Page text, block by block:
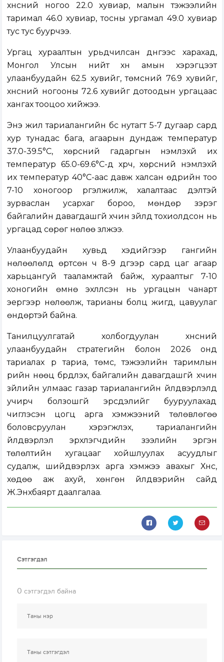
хүнсний ногоо 22.0 хувиар, малын тэжээлийн
таримал 46.0 хувиар, тосны ургамал 49.0 хувиар
тус тус буурчээ.
Ургац хураалтын урьдчилсан дүнгээс харахад,
Монгол Улсын нийт хүн амын хэрэгцээт
улаанбуудайн 62.5 хувийг, төмсний 76.9 хувийг,
хүнсний ногооны 72.6 хувийг дотоодын ургацаас
хангах тооцоо хийжээ.
Энэ жил тариалангийн бүс нутагт 5-7 дугаар сард
хур тунадас бага, агаарын дундаж температур
37.0-39.5°С, хөрсний гадаргын үнэмлэхүй их
температур 65.0-69.6°С-д хүрч, хөрсний үнэмлэхүй
их температур 40°С-аас давж халсан өдрийн тоо
7-10 хоногоор үргэлжилж, халалтаас үүдэлтэй
зурваслан усархаг бороо, мөндөр зэрэг
байгалийн давагдашгүй хүчин зүйлүүд тохиолдсон нь
ургацад сөрөг нөлөө үзүүлжээ.
Улаанбуудайн хувьд хэдийгээр гангийн
нөлөөлөлд өртсөн ч 8-9 дүгээр сард цаг агаар
харьцангуй тааламжтай байж, хураалтыг 7-10
хоногийн өмнө эхлүүлсэн нь ургацын чанарт
эергээр нөлөөлж, тарианы болц жигд, цавуулаг
өндөртэй байна.
Танилцуулгатай холбогдуулан хүнсний
улаанбуудайн стратегийн болон 2026 онд
тариалах үр тариа, төмс, тэжээлийн таримлын
үрийн нөөц бүрдүүлэх, байгалийн давагдашгүй хүчин
зүйлийн улмаас газар тариалангийн үйлдвэрлэлд
учирч болзошгүй эрсдэлийг бууруулахад
чиглэсэн цогц арга хэмжээний төлөвлөгөө
боловсруулан хэрэгжүүлэх, тариалангийн
үйлдвэрлэл эрхлэгчдийн зээлийн эргэн
төлөлтийн хугацааг хойшлуулах асуудлыг
судалж, шийдвэрлэх арга хэмжээ авахыг Хүнс,
хөдөө аж ахуй, хөнгөн үйлдвэрийн сайд
Ж.Энхбаярт даалгалаа.
Сэтгэгдэл
0 сэтгэгдэл байна